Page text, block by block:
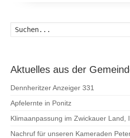
Aktuelles aus der
Dennheritzer Anzeiger 331
Apfelernte in Ponitz
Klimaanpassung im Zwickauer Land,
Nachruf für unseren Kameraden